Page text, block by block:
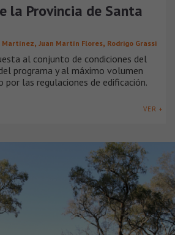
la Provincia de Santa
Martínez, Juan Martín Flores, Rodrigo Grassi
al conjunto de condiciones del
programa y al máximo volumen
las regulaciones de edificación.
VER +